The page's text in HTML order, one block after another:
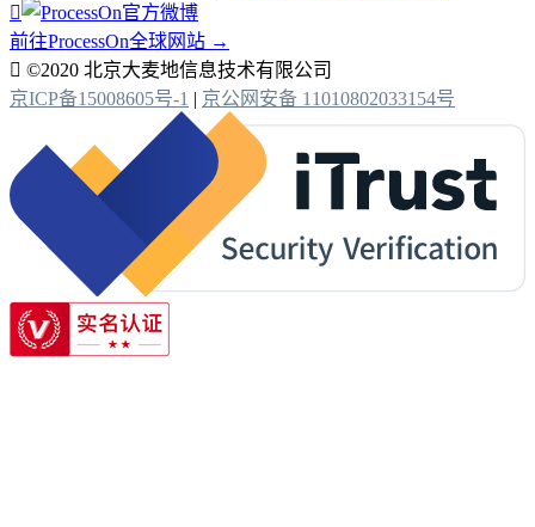

前往ProcessOn全球网站 →
 ©2020 北京大麦地信息技术有限公司
京ICP备15008605号-1 | 京公网安备 11010802033154号